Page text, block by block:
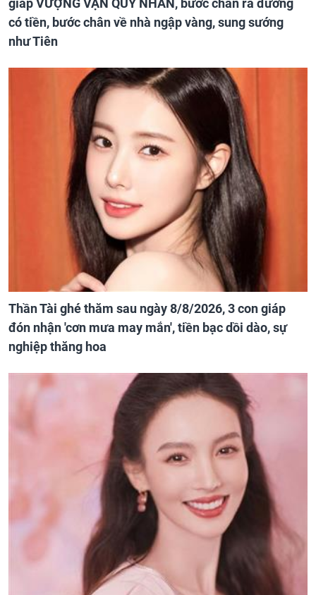
giáp VƯỢNG VẬN QUÝ NHÂN, bước chân ra đường
có tiền, bước chân về nhà ngập vàng, sung sướng
như Tiên
Thần Tài ghé thăm sau ngày 8/8/2026, 3 con giáp
đón nhận 'cơn mưa may mắn', tiền bạc dồi dào, sự
nghiệp thăng hoa